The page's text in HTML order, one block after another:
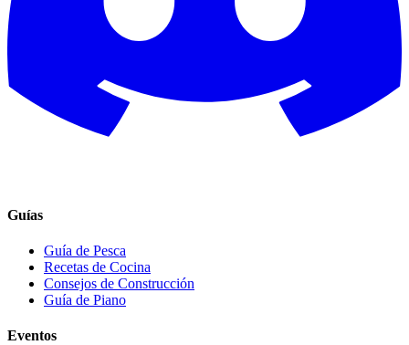
Guías
Guía de Pesca
Recetas de Cocina
Consejos de Construcción
Guía de Piano
Eventos